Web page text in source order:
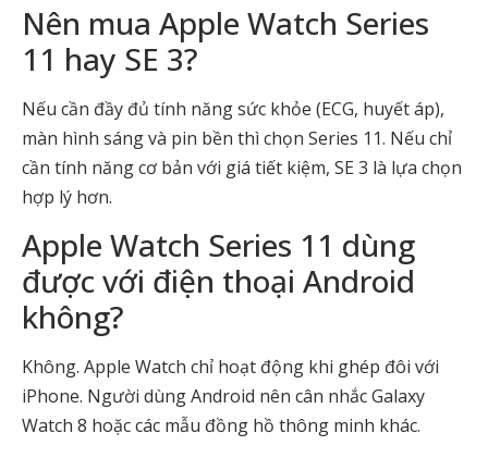
Nên mua Apple Watch Series
11 hay SE 3?
Nếu cần đầy đủ tính năng sức khỏe (ECG, huyết áp),
màn hình sáng và pin bền thì chọn Series 11. Nếu chỉ
cần tính năng cơ bản với giá tiết kiệm, SE 3 là lựa chọn
hợp lý hơn.
Apple Watch Series 11 dùng
được với điện thoại Android
không?
Không. Apple Watch chỉ hoạt động khi ghép đôi với
iPhone. Người dùng Android nên cân nhắc Galaxy
Watch 8 hoặc các mẫu đồng hồ thông minh khác.